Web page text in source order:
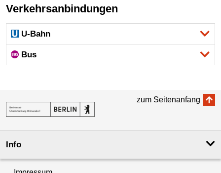
Verkehrsanbindungen
U-Bahn
Bus
zum Seitenanfang
Info